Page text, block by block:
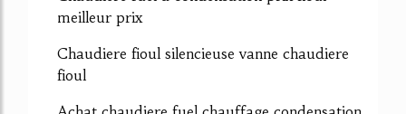
meilleur prix
Chaudiere fioul silencieuse vanne chaudiere
fioul